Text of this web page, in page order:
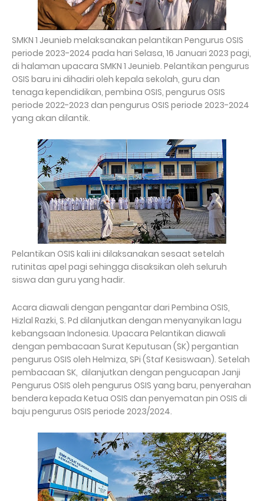
SMKN 1 Jeunieb melaksanakan pelantikan Pengurus OSIS
periode 2023-2024 pada hari Selasa, 16 Januari 2023 pagi,
di halaman upacara SMKN 1 Jeunieb. Pelantikan pengurus
OSIS baru ini dihadiri oleh kepala sekolah, guru dan
tenaga kependidikan, pembina OSIS, pengurus OSIS
periode 2022-2023 dan pengurus OSIS periode 2023-2024
yang akan dilantik.
Pelantikan OSIS kali ini dilaksanakan sesaat setelah
rutinitas apel pagi sehingga disaksikan oleh seluruh
siswa dan guru yang hadir.
Acara diawali dengan pengantar dari Pembina OSIS,
Hizlal Razki, S. Pd dilanjutkan dengan menyanyikan lagu
kebangsaan Indonesia. Upacara Pelantikan diawali
dengan pembacaan Surat Keputusan (SK) pergantian
pengurus OSIS oleh Helmiza, SPi (Staf Kesiswaan). Setelah
pembacaan SK, dilanjutkan dengan pengucapan Janji
Pengurus OSIS oleh pengurus OSIS yang baru, penyerahan
bendera kepada Ketua OSIS dan penyematan pin OSIS di
baju pengurus OSIS periode 2023/2024.